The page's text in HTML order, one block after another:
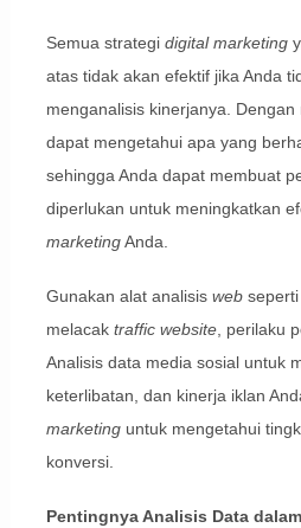
Semua strategi digital marketing
atas tidak akan efektif jika Anda
menganalisis kinerjanya.
dapat mengetahui apa yang
sehingga Anda dapat membuat
diperlukan untuk meningkatkan
marketingAnda.
Gunakan alat analisis webseperti
melacak traffic website, perilaku
Analisis data media sosial untuk
keterlibatan, dan kinerja iklan
marketinguntuk mengetahui
konversi.
Pentingnya Analisis Data dalam